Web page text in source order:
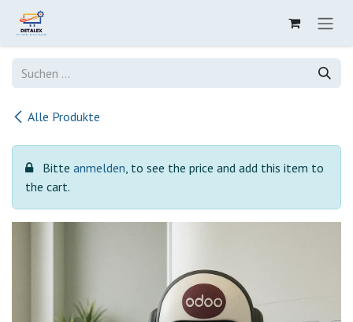
Zum Inhalt springen
Alle Produkte
Bitte anmelden , to see the price and add this item to
the cart.